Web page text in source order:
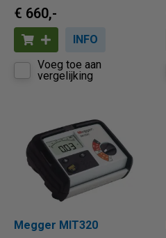
€ 660,-
INFO
Voeg toe aan
vergelijking
Megger MIT320